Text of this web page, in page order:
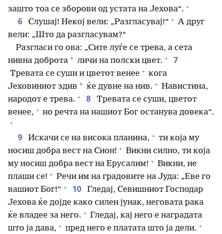
зашто тоа се зборови од устата на Јехова“. +
6 Слушај! Некој вели: „Разгласувај!“ + А друг
вели: „Што да разгласувам?“
Разгласи го ова: „Сите луѓе се трева, а сета
нивна доброта * личи на полски цвет. + 7
Тревата се суши и цветот венее + кога
Јеховиниот здив * ќе дувне на нив. + Навистина,
народот е трева. + 8
Тревата се суши, цветот
венее, + но речта на нашиот Бог останува довека“.
+
9 Искачи се на висока планина, + ти која му
носиш добра вест на Сион! + Викни силно, ти која
му носиш добра вест на Ерусалим! + Викни, не
плаши се! + Речи им на градовите на Јуда: „Еве го
вашиот Бог!“ + 10
Гледај, Севишниот Господар
Јехова ќе дојде како силен јунак, неговата рака
ќе владее за него. + Гледај, кај него е наградата
што ја дава, + пред него е платата што ја дели. +